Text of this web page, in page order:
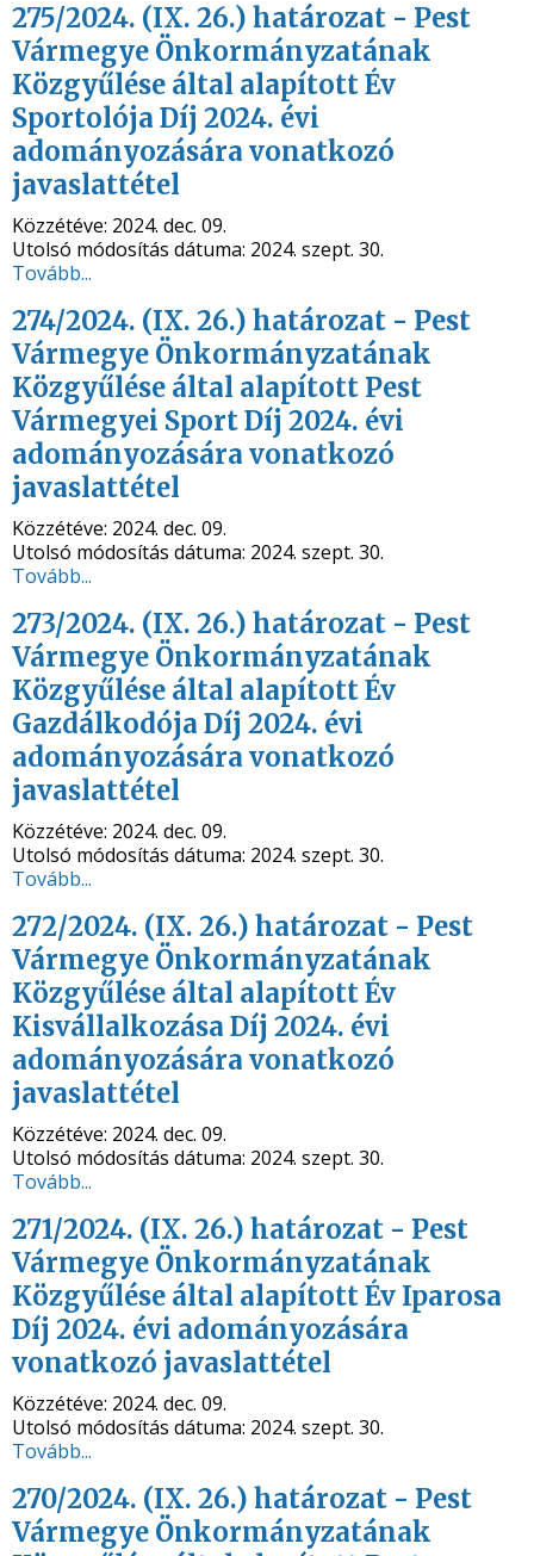
275/2024. (IX. 26.) határozat - Pest
Vármegye Önkormányzatának
Közgyűlése által alapított Év
Sportolója Díj 2024. évi
adományozására vonatkozó
javaslattétel
Közzétéve: 2024. dec. 09.
Utolsó módosítás dátuma: 2024. szept. 30.
Tovább...
274/2024. (IX. 26.) határozat - Pest
Vármegye Önkormányzatának
Közgyűlése által alapított Pest
Vármegyei Sport Díj 2024. évi
adományozására vonatkozó
javaslattétel
Közzétéve: 2024. dec. 09.
Utolsó módosítás dátuma: 2024. szept. 30.
Tovább...
273/2024. (IX. 26.) határozat - Pest
Vármegye Önkormányzatának
Közgyűlése által alapított Év
Gazdálkodója Díj 2024. évi
adományozására vonatkozó
javaslattétel
Közzétéve: 2024. dec. 09.
Utolsó módosítás dátuma: 2024. szept. 30.
Tovább...
272/2024. (IX. 26.) határozat - Pest
Vármegye Önkormányzatának
Közgyűlése által alapított Év
Kisvállalkozása Díj 2024. évi
adományozására vonatkozó
javaslattétel
Közzétéve: 2024. dec. 09.
Utolsó módosítás dátuma: 2024. szept. 30.
Tovább...
271/2024. (IX. 26.) határozat - Pest
Vármegye Önkormányzatának
Közgyűlése által alapított Év Iparosa
Díj 2024. évi adományozására
vonatkozó javaslattétel
Közzétéve: 2024. dec. 09.
Utolsó módosítás dátuma: 2024. szept. 30.
Tovább...
270/2024. (IX. 26.) határozat - Pest
Vármegye Önkormányzatának